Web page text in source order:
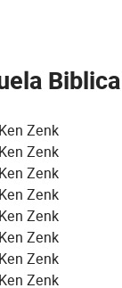
Biblica
Zenk
Zenk
Zenk
Zenk
Zenk
Zenk
Zenk
Zenk